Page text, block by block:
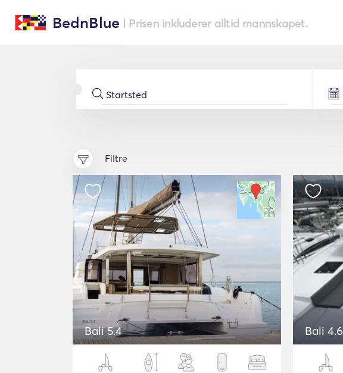
BednBlue | Prisen inkluderer alltid mannskapet.
Filtre
Bali 5.4 Bali 4.6